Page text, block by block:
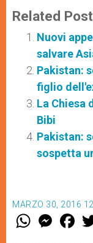
Related
Nuovi
salvare
Pakistan:
figlio
La Chiesa
Bibi
Pakistan:
sospetta
MARZO 30, 2016
W M
e
F
a